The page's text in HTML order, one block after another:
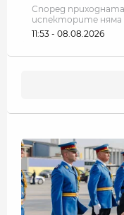
Според
испекторите няма
11:53 - 08.08.2026